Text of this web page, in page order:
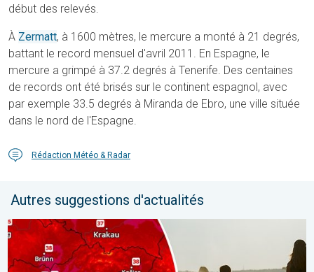
début des relevés.
À Zermatt, à 1600 mètres, le mercure a monté à 21 degrés,
battant le record mensuel d'avril 2011. En Espagne, le
mercure a grimpé à 37.2 degrés à Tenerife. Des centaines
de records ont été brisés sur le continent espagnol, avec
par exemple 33.5 degrés à Miranda de Ebro, une ville située
dans le nord de l'Espagne.
Rédaction Météo & Radar
Autres suggestions d'actualités
Des températures supérieures à 40°C. Canicule Europe de